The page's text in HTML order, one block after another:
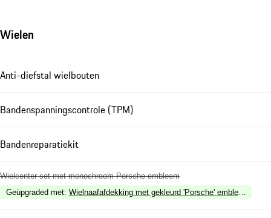
Wielen
Anti-diefstal wielbouten
Bandenspanningscontrole (TPM)
Bandenreparatiekit
Wielcenter set met monochroom Porsche embleem
Geüpgraded met: Wielnaafafdekking met gekleurd 'Porsche' embleem